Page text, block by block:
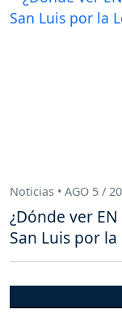
Noticias • AGO 5 /
¿Dónde ver
San Luis por la